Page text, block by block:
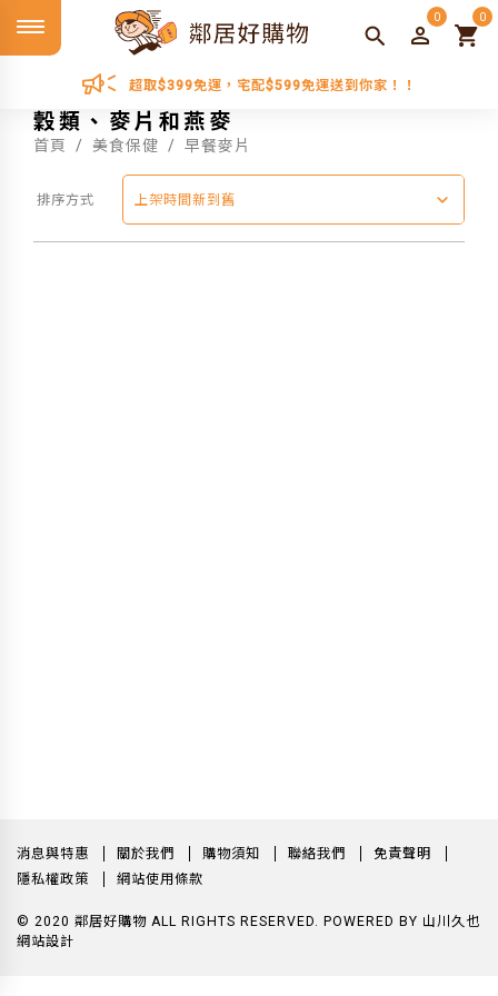
超取$399免運，宅配$599免運送到你家！！
0 0
穀類、麥片和燕麥
首頁 美食保健 早餐麥片
排序方式 上架時間新到舊
消息與特惠 關於我們 購物須知 聯絡我們
免責聲明
隱私權政策
網站使用條款
© 2020 鄰居好購物 ALL RIGHTS RESERVED. POWERED BY 山川久也
網站設計